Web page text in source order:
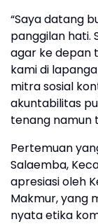
“Saya datang
panggilan hati.
agar ke depan
kami di
mitra sosial
akuntabilitas
tenang namun
Pertemuan
Salaemba,
apresiasi oleh
Makmur, yang
nyata etika